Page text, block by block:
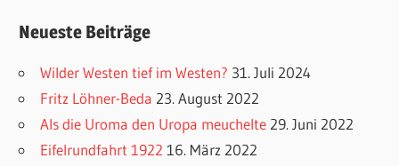
t
Neueste Beiträge
Wilder Westen tief im Westen? 31. Juli 2024
Fritz Löhner-Beda 23. August 2022
Als die Uroma den Uropa meuchelte 29. Juni 2022
Eifelrundfahrt 1922 16. März 2022